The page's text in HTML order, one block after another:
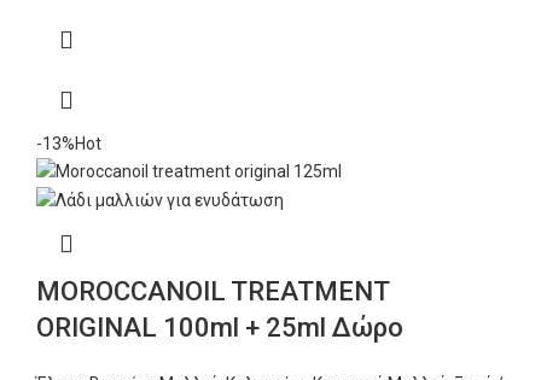
-13%Hot
MOROCCANOIL TREATMENT
ORIGINAL 100ml + 25ml Δώρο